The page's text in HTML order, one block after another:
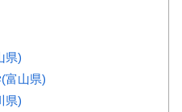
県)
富山県)
県)